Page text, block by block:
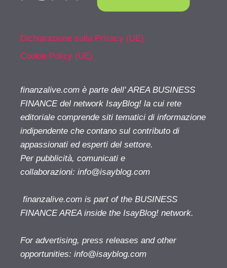
Dichiarazione sulla Privacy (UE)
Cookie Policy (UE)
finanzalive.com è parte dell' AREA BUSINESS
FINANCE del network IsayBlog! la cui rete
editoriale comprende siti tematici di informazione
indipendente che contano sul contributo di
appassionati ed esperti del settore.
Per pubblicità, comunicati e
collaborazioni: info@isayblog.com
finanzalive.com is part of the BUSINESS
FINANCE AREA inside the IsayBlog! network.
For advertising, press releases and other
opportunities: info@isayblog.com